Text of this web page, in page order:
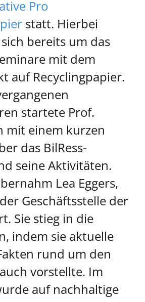
Pro
statt. Hierbei
bereits um das
mit dem
auf Recyclingpapier.
startete Prof.
mit einem kurzen
das BilRess-
seine Aktivitäten.
Lea Eggers,
Geschäftsstelle der
Sie stieg in die
indem sie aktuelle
rund um den
vorstellte. Im
auf nachhaltige